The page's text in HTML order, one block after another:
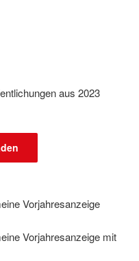
aus 2023
Vorjahresanzeige
Vorjahresanzeige mit